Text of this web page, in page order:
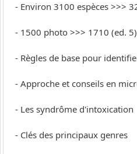
- Environ 3100 espèces >>>
- 1500 photo >>> 1710 (ed. 5)
- Règles de base pour
- Approche et conseils en
- Les syndrôme d'intoxication
- Clés des principaux genres